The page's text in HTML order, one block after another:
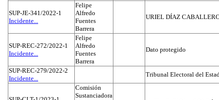
SUP-JE-341/2022-1
Incidente...
Felipe
Alfredo
Fuentes
Barrera
URIEL DÍAZ
SUP-REC-272/2022-1
Incidente...
Felipe
Alfredo
Fuentes
Barrera
Dato protegido
SUP-REC-279/2022-2
Incidente...
Tribunal Electoral del
Comisión
Sustanciadora